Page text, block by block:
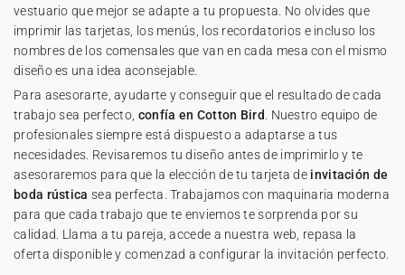
vestuario que mejor se adapte a tu propuesta. No olvides que
imprimir las tarjetas, los menús, los recordatorios e incluso los
nombres de los comensales que van en cada mesa con el mismo
diseño es una idea aconsejable.
Para asesorarte, ayudarte y conseguir que el resultado de cada
trabajo sea perfecto, confía en Cotton Bird
. Nuestro equipo de
profesionales siempre está dispuesto a adaptarse a tus
necesidades. Revisaremos tu diseño antes de imprimirlo y te
asesoraremos para que la elección de tu tarjeta de invitación de
boda rústica sea perfecta. Trabajamos con maquinaria moderna
para que cada trabajo que te enviemos te sorprenda por su
calidad. Llama a tu pareja, accede a nuestra web, repasa la
oferta disponible y comenzad a configurar la invitación perfecto.